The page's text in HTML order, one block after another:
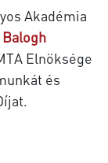
Akadémia
Balogh
Elnöksége
és